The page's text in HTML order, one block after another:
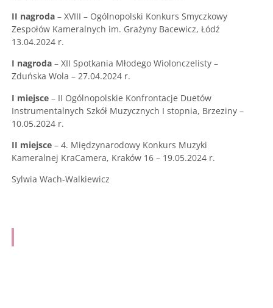
II nagroda – XVIII – Ogólnopolski Konkurs Smyczkowy
Zespołów Kameralnych im. Grażyny Bacewicz, Łódź
13.04.2024 r.
I nagroda – XII Spotkania Młodego Wiolonczelisty –
Zduńska Wola – 27.04.2024 r.
I miejsce – II Ogólnopolskie Konfrontacje Duetów
Instrumentalnych Szkół Muzycznych I stopnia, Brzeziny –
10.05.2024 r.
II miejsce – 4. Międzynarodowy Konkurs Muzyki
Kameralnej KraCamera, Kraków 16 – 19.05.2024 r.
Sylwia Wach-Walkiewicz